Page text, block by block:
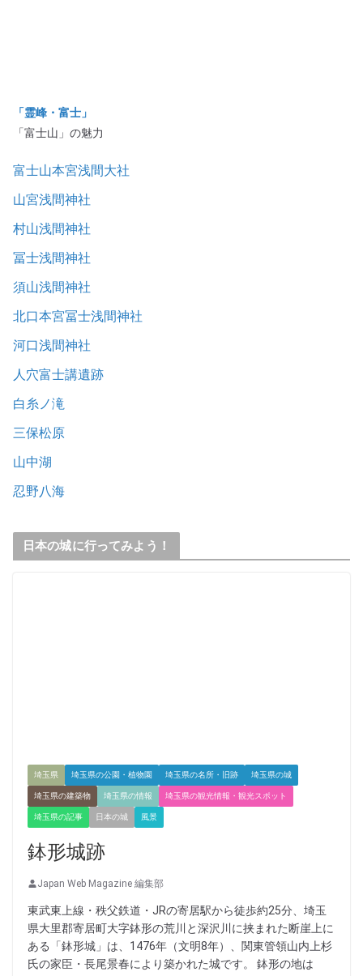
「霊峰・富士」
「富士山」の魅力
富士山本宮浅間大社
山宮浅間神社
村山浅間神社
冨士浅間神社
須山浅間神社
北口本宮冨士浅間神社
河口浅間神社
人穴富士講遺跡
白糸ノ滝
三保松原
山中湖
忍野八海
日本の城に行ってみよう！
埼玉県 埼玉県の公園・植物園 埼玉県の名所・旧跡 埼玉県の城
埼玉県の建築物 埼玉県の情報 埼玉県の観光情報・観光スポット
埼玉県の記事 日本の城 風景
鉢形城跡
Japan Web Magazine 編集部
東武東上線・秩父鉄道・JRの寄居駅から徒歩約25分、埼玉
県大里郡寄居町大字鉢形の荒川と深沢川に挟まれた断崖上に
ある「鉢形城」は、1476年（文明8年）、関東管領山内上杉
氏の家臣・長尾景春により築かれた城です。 鉢形の地は